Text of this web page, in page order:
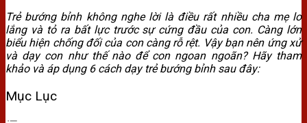
Trẻ bướng bỉnh không nghe lời là điều rất nhiều cha mẹ lo
lắng và tỏ ra bất lực trước sự cứng đầu của con. Càng lớn
biểu hiện chống đối của con càng rỗ rệt. Vậy bạn nên ứng xử
và dạy con như thế nào để con ngoan ngoãn? Hãy tham
khảo và áp dụng 6 cách dạy trẻ bướng bỉnh sau đây:
Mục Lục